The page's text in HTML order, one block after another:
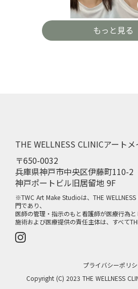
もっと見る
THE WELLNESS CLINICアート
〒650-0032
兵庫県神戸市中央区伊藤町110-2
神戸ポートビル旧居留地 9F
※TWC Art Make Studioは、THE
門であり、
医師の管理・指示のもと看護師が医療行為と
施術および医療提供の責任主体は、すべて
プライバシーポリ
Copyright (C) 2023 THE WELLNESS